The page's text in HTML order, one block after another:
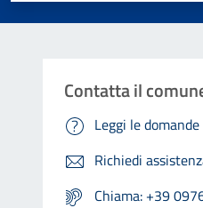
Contatta il
Leggi le
Richiedi
Chiama: +39